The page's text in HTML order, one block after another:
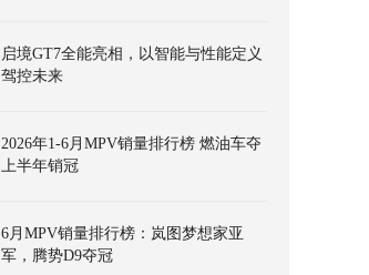
启境GT7全能亮相，以智能与性能定义
驾控未来
2026年1-6月MPV销量排行榜 燃油车夺
上半年销冠
6月MPV销量排行榜：岚图梦想家亚
军，腾势D9夺冠